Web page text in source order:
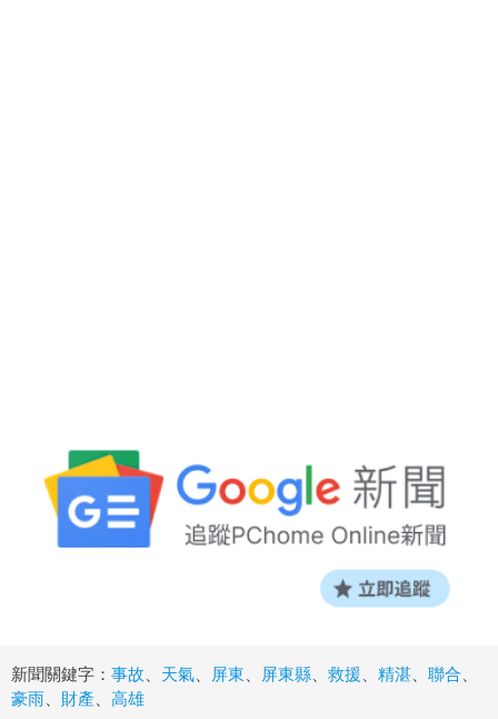
新聞關鍵字： 事故 天氣 屏東 屏東縣 救援 精湛 聯合
豪雨
財產 高雄